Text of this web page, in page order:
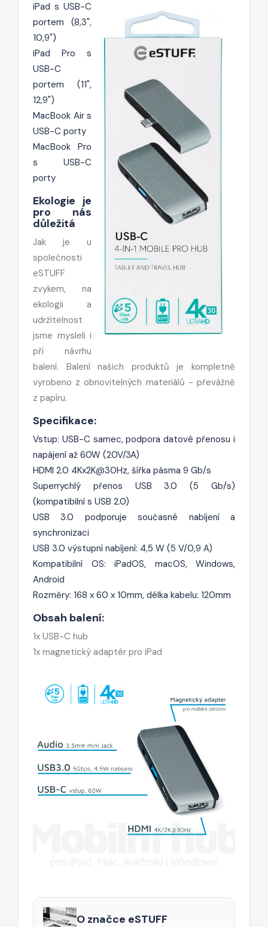
iPad s USB-C
portem (8,3",
10,9")
iPad Pro s
USB-C
portem (11",
12,9")
MacBook Air s
USB-C porty
MacBook Pro
s USB-C
porty
Ekologie je
pro nás
důležitá
Jak je u
společnosti
eSTUFF
zvykem, na
ekologii a
udržitelnost
jsme mysleli i
při návrhu
balení. Balení našich produktů je kompletně
vyrobeno z obnovitelných materiálů - převážně
z papíru.
Specifikace:
Vstup: USB-C samec, podpora datové přenosu i
napájení až 60W (20V/3A)
HDMI 2.0 4Kx2K@30Hz, šířka pásma 9 Gb/s
Superrychlý přenos USB 3.0 (5 Gb/s)
(kompatibilní s USB 2.0)
USB 3.0 podporuje současné nabíjení a
synchronizaci
USB 3.0 výstupní nabíjení: 4,5 W (5 V/0,9 A)
Kompatibilní OS: iPadOS, macOS, Windows,
Android
Rozměry: 168 x 60 x 10mm, délka kabelu: 120mm
Obsah balení:
1x USB-C hub
1x magnetický adaptér pro iPad
O značce eSTUFF